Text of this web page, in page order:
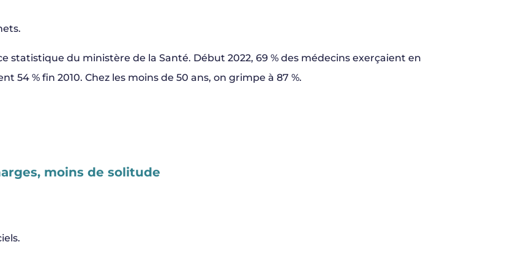
statistique du ministère de la Santé. Début 2022, 69 % des médecins exerçaient en
54 % fin 2010. Chez les moins de 50 ans, on grimpe à 87 %.
moins de solitude